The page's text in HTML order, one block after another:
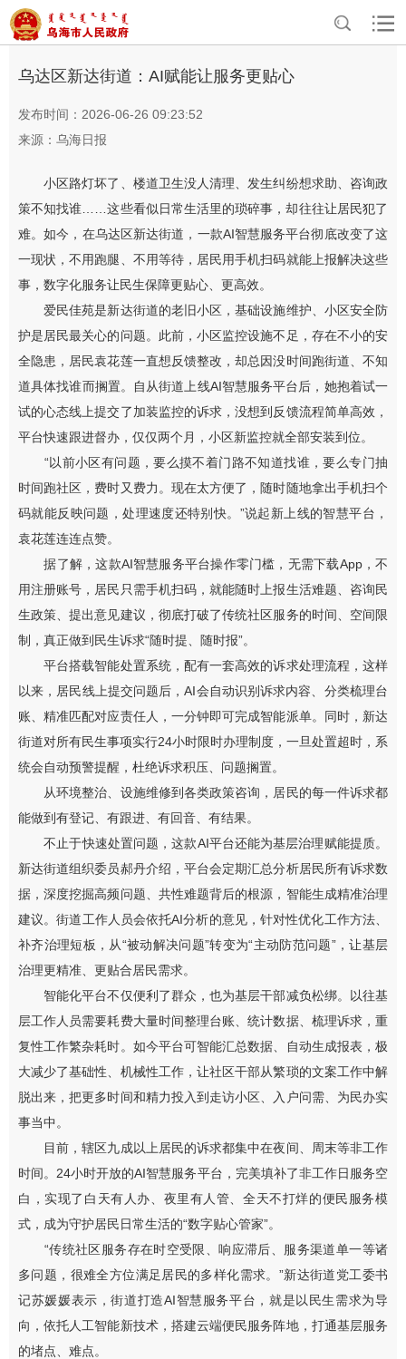
首页>资讯中心 > 三区动态
乌达区新达街道：AI赋能让服务更贴心
发布时间：2026-06-26 09:23:52
来源：乌海日报
小区路灯坏了、楼道卫生没人清理、发生纠纷想求助、咨询政
策不知找谁……这些看似日常生活里的琐碎事，却往往让居民犯了
难。如今，在乌达区新达街道，一款AI智慧服务平台彻底改变了这
一现状，不用跑腿、不用等待，居民用手机扫码就能上报解决这些
事，数字化服务让民生保障更贴心、更高效。
爱民佳苑是新达街道的老旧小区，基础设施维护、小区安全防
护是居民最关心的问题。此前，小区监控设施不足，存在不小的安
全隐患，居民袁花莲一直想反馈整改，却总因没时间跑街道、不知
道具体找谁而搁置。自从街道上线AI智慧服务平台后，她抱着试一
试的心态线上提交了加装监控的诉求，没想到反馈流程简单高效，
平台快速跟进督办，仅仅两个月，小区新监控就全部安装到位。
“以前小区有问题，要么摸不着门路不知道找谁，要么专门抽
时间跑社区，费时又费力。现在太方便了，随时随地拿出手机扫个
码就能反映问题，处理速度还特别快。”说起新上线的智慧平台，
袁花莲连连点赞。
据了解，这款AI智慧服务平台操作零门槛，无需下载App，不
用注册账号，居民只需手机扫码，就能随时上报生活难题、咨询民
生政策、提出意见建议，彻底打破了传统社区服务的时间、空间限
制，真正做到民生诉求“随时提、随时报”。
平台搭载智能处置系统，配有一套高效的诉求处理流程，这样
以来，居民线上提交问题后，AI会自动识别诉求内容、分类梳理台
账、精准匹配对应责任人，一分钟即可完成智能派单。同时，新达
街道对所有民生事项实行24小时限时办理制度，一旦处置超时，系
统会自动预警提醒，杜绝诉求积压、问题搁置。
从环境整治、设施维修到各类政策咨询，居民的每一件诉求都
能做到有登记、有跟进、有回音、有结果。
不止于快速处置问题，这款AI平台还能为基层治理赋能提质。
新达街道组织委员郝丹介绍，平台会定期汇总分析居民所有诉求数
据，深度挖掘高频问题、共性难题背后的根源，智能生成精准治理
建议。街道工作人员会依托AI分析的意见，针对性优化工作方法、
补齐治理短板，从“被动解决问题”转变为“主动防范问题”，让基层
治理更精准、更贴合居民需求。
智能化平台不仅便利了群众，也为基层干部减负松绑。以往基
层工作人员需要耗费大量时间整理台账、统计数据、梳理诉求，重
复性工作繁杂耗时。如今平台可智能汇总数据、自动生成报表，极
大减少了基础性、机械性工作，让社区干部从繁琐的文案工作中解
脱出来，把更多时间和精力投入到走访小区、入户问需、为民办实
事当中。
目前，辖区九成以上居民的诉求都集中在夜间、周末等非工作
时间。24小时开放的AI智慧服务平台，完美填补了非工作日服务空
白，实现了白天有人办、夜里有人管、全天不打烊的便民服务模
式，成为守护居民日常生活的“数字贴心管家”。
“传统社区服务存在时空受限、响应滞后、服务渠道单一等诸
多问题，很难全方位满足居民的多样化需求。”新达街道党工委书
记苏媛媛表示，街道打造AI智慧服务平台，就是以民生需求为导
向，依托人工智能新技术，搭建云端便民服务阵地，打通基层服务
的堵点、难点。